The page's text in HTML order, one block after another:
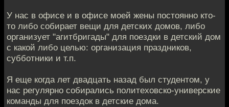
У нас в офисе и в офисе моей жены постоянно кто-
то либо собирает вещи для детских домов, либо
организует "агитбригады" для поездки в детский дом
с какой либо целью: организация праздников,
субботники и т.п.
Я еще когда лет двадцать назад был студентом, у
нас регулярно собирались политеховско-универские
команды для поездок в детские дома.